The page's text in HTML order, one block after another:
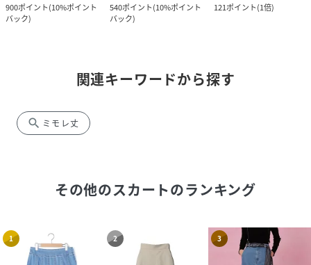
900ポイント(10%ポイント
バック)
540ポイント(10%ポイント
バック)
121ポイント(1倍)
関連キーワードから探す
search ミモレ丈
その他のスカートのランキング
1 2 3